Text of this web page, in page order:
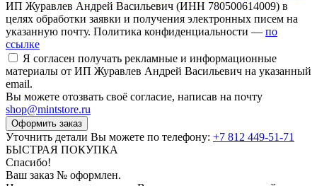
ИП Журавлев Андрей Васильевич (ИНН 780500614009) в
целях обработки заявки и получения электронных писем на
указанную почту. Политика конфиденциальности — по
ссылке
Я согласен получать рекламные и информационные
материалы от ИП Журавлев Андрей Васильевич на указанный
email.
Вы можете отозвать своё согласие, написав на почту
shop@mintstore.ru
Оформить заказ
Уточнить детали Вы можете по телефону: +7 812 449-51-71
БЫСТРАЯ ПОКУПКА
Спасибо!
Ваш заказ № оформлен.